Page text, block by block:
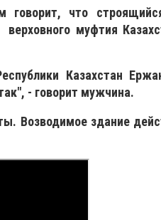
что
муфтия
Казахстан
- говорит мужчина.
Возводимое здание